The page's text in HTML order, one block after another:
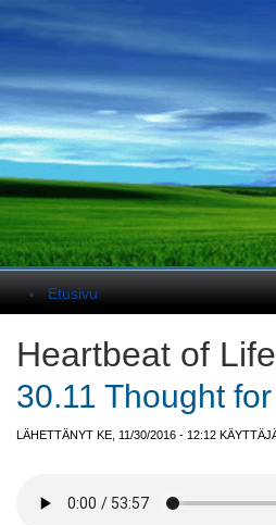
Päävalikko
Etusivu
Heartbeat of
30.11 Thought
LÄHETTÄNYT KE, 11/30/2016 - 12:12